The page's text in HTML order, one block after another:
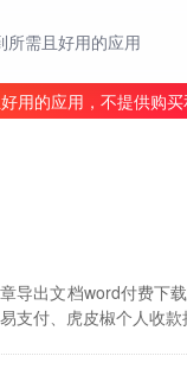
所需且好用的应用
用的应用，不提供购
导出文档word付费
支付、虎皮椒个人收